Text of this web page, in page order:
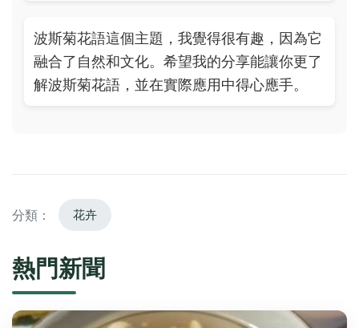
波斯菊花語這個主題，我覺得很有趣，因為它
融合了自然和文化。希望我的分享能讓你更了
解波斯菊花語，並在實際應用中得心應手。
分類： 花卉
熱門新聞